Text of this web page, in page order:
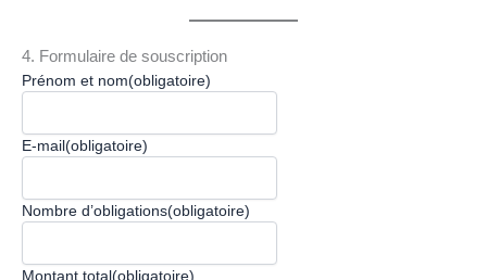
4. Formulaire de souscription
Prénom et nom(obligatoire)
E-mail(obligatoire)
Nombre d’obligations(obligatoire)
Montant total(obligatoire)